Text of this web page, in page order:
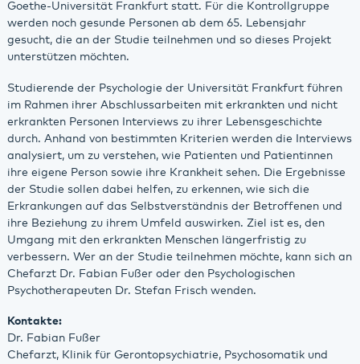
Goethe-Universität Frankfurt statt. Für die Kontrollgruppe
werden noch gesunde Personen ab dem 65. Lebensjahr
gesucht, die an der Studie teilnehmen und so dieses Projekt
unterstützen möchten.
Studierende der Psychologie der Universität Frankfurt führen
im Rahmen ihrer Abschlussarbeiten mit erkrankten und nicht
erkrankten Personen Interviews zu ihrer Lebensgeschichte
durch. Anhand von bestimmten Kriterien werden die Interviews
analysiert, um zu verstehen, wie Patienten und Patientinnen
ihre eigene Person sowie ihre Krankheit sehen. Die Ergebnisse
der Studie sollen dabei helfen, zu erkennen, wie sich die
Erkrankungen auf das Selbstverständnis der Betroffenen und
ihre Beziehung zu ihrem Umfeld auswirken. Ziel ist es, den
Umgang mit den erkrankten Menschen längerfristig zu
verbessern. Wer an der Studie teilnehmen möchte, kann sich an
Chefarzt Dr. Fabian Fußer oder den Psychologischen
Psychotherapeuten Dr. Stefan Frisch wenden.
Kontakte:
Dr. Fabian Fußer
Chefarzt, Klinik für Gerontopsychiatrie, Psychosomatik und